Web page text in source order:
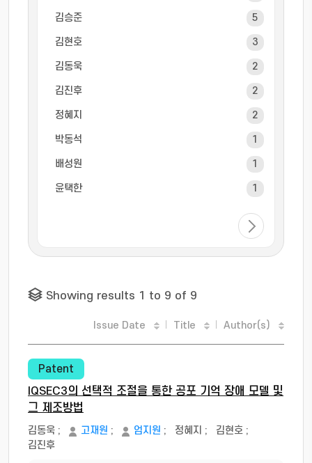
김승준 5
김현호 3
김동욱 2
김진후 2
정혜지 2
박동석 1
배성원 1
윤택한 1
Showing results 1 to 9 of 9
Issue Date Title Author(s)
Patent
IQSEC3의 선택적 조절을 통한 공포 기억 장애 모델 및
그 제조방법
김동욱 ; 고재원 ; 엄지원 ; 정혜지 ; 김현호 ;
김진후